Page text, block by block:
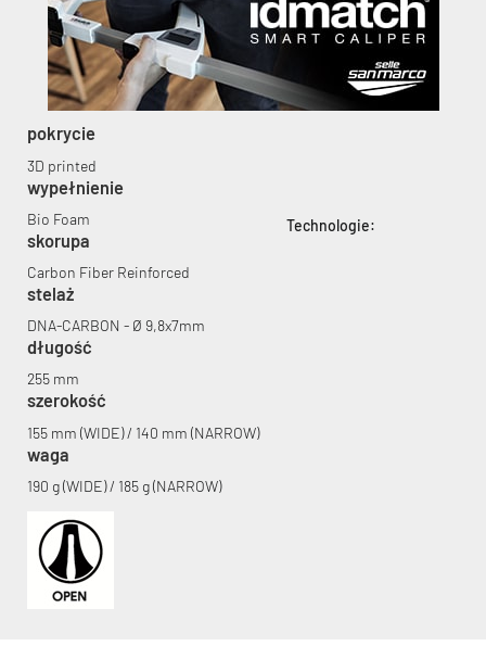
KryptoFlex Key Cable
34,90 zł*
pokrycie
3D printed
wypełnienie
Bio Foam
skorupa
Carbon Fiber Reinforced
stelaż
DNA-CARBON - Ø 9,8x7mm
długość
255 mm
szerokość
155 mm (WIDE) / 140 mm (NARROW)
waga
190 g (WIDE) / 185 g (NARROW)
Technologie: